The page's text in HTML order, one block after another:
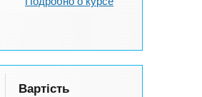
Вартість